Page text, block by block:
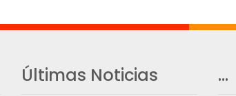
Últimas Noticias …